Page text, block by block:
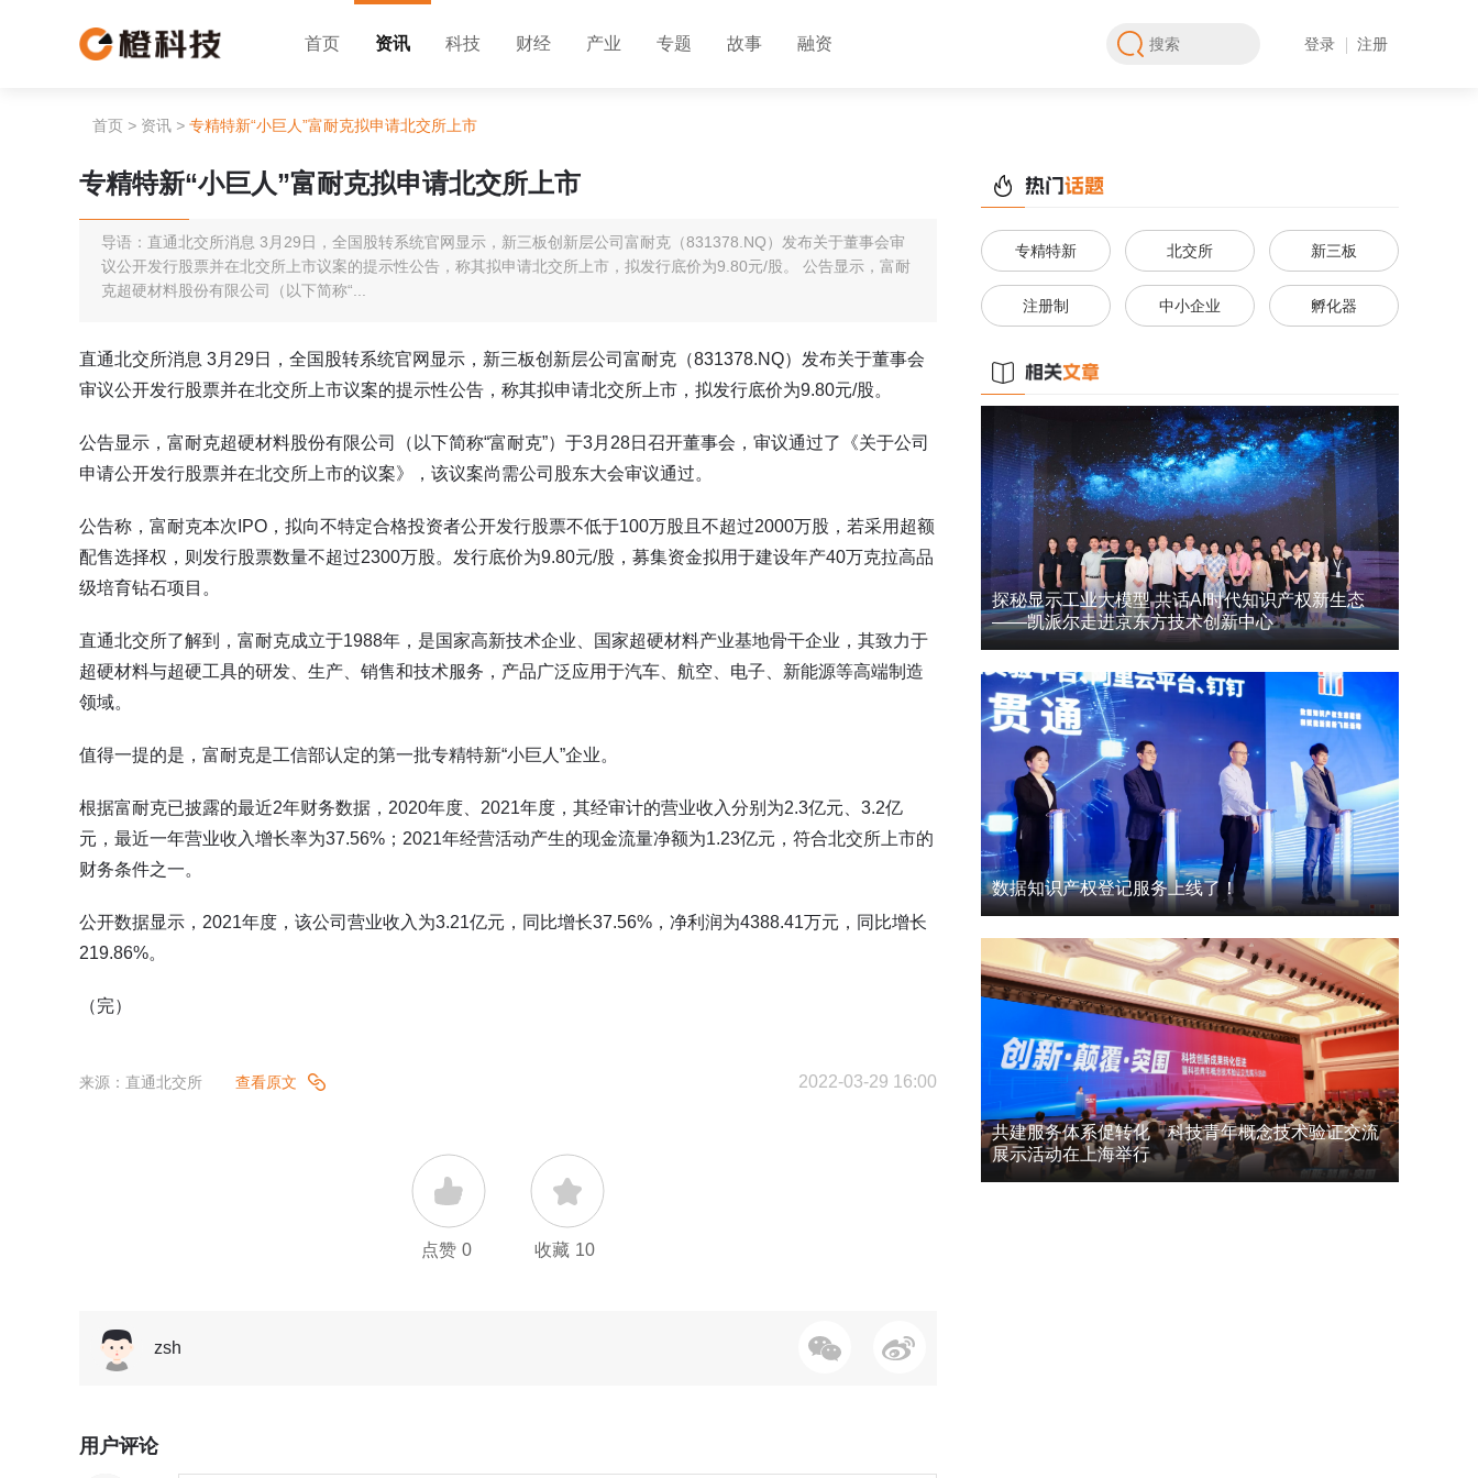
首页 资讯 科技 财经 产业 专题 故事 融资 登录 注册
首页 > 资讯 > 专精特新“小巨人”富耐克拟申请北交所上市
专精特新“小巨人”富耐克拟申请北交所上市
导语：直通北交所消息 3月29日，全国股转系统官网显示，新三板创新层公司富耐克（831378.NQ）发布关于董事会审
议公开发行股票并在北交所上市议案的提示性公告，称其拟申请北交所上市，拟发行底价为9.80元/股。 公告显示，富耐
克超硬材料股份有限公司（以下简称“...
直通北交所消息 3月29日，全国股转系统官网显示，新三板创新层公司富耐克（831378.NQ）发布关于董事会
审议公开发行股票并在北交所上市议案的提示性公告，称其拟申请北交所上市，拟发行底价为9.80元/股。
公告显示，富耐克超硬材料股份有限公司（以下简称“富耐克”）于3月28日召开董事会，审议通过了《关于公司
申请公开发行股票并在北交所上市的议案》，该议案尚需公司股东大会审议通过。
公告称，富耐克本次IPO，拟向不特定合格投资者公开发行股票不低于100万股且不超过2000万股，若采用超额
配售选择权，则发行股票数量不超过2300万股。发行底价为9.80元/股，募集资金拟用于建设年产40万克拉高品
级培育钻石项目。
直通北交所了解到，富耐克成立于1988年，是国家高新技术企业、国家超硬材料产业基地骨干企业，其致力于
超硬材料与超硬工具的研发、生产、销售和技术服务，产品广泛应用于汽车、航空、电子、新能源等高端制造
领域。
值得一提的是，富耐克是工信部认定的第一批专精特新“小巨人”企业。
根据富耐克已披露的最近2年财务数据，2020年度、2021年度，其经审计的营业收入分别为2.3亿元、3.2亿
元，最近一年营业收入增长率为37.56%；2021年经营活动产生的现金流量净额为1.23亿元，符合北交所上市的
财务条件之一。
公开数据显示，2021年度，该公司营业收入为3.21亿元，同比增长37.56%，净利润为4388.41万元，同比增长
219.86%。
（完）
来源：直通北交所 查看原文 2022-03-29 16:00
点赞 0 收藏 10
zsh
用户评论
专精特新 北交所 新三板
注册制 中小企业 孵化器
探秘显示工业大模型 共话AI时代知识产权新生态
——凯派尔走进京东方技术创新中心
数据知识产权登记服务上线了！
共建服务体系促转化 科技青年概念技术验证交流
展示活动在上海举行